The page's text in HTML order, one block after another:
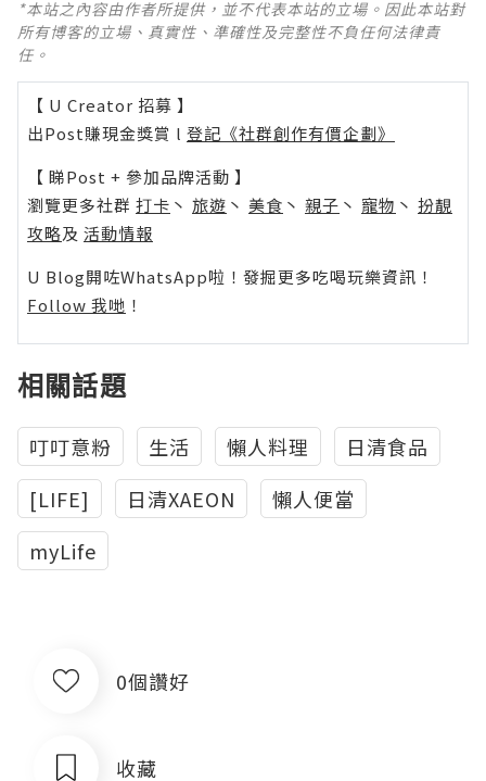
*本站之內容由作者所提供，並不代表本站的立場。因此本站對
所有博客的立場、真實性、準確性及完整性不負任何法律責
任。
【 U Creator 招募 】
出Post賺現金獎賞 l 登記《社群創作有價企劃》
【 睇Post + 參加品牌活動 】
瀏覽更多社群 打卡 丶 旅遊 丶 美食 丶 親子 丶 寵物 丶 扮靚
攻略及 活動情報
U Blog開咗WhatsApp啦！發掘更多吃喝玩樂資訊！
Follow 我哋 ！
相關話題
叮叮意粉 生活 懶人料理
日清食品
[LIFE]
日清XAEON
懶人便當
myLife
0個讚好
收藏